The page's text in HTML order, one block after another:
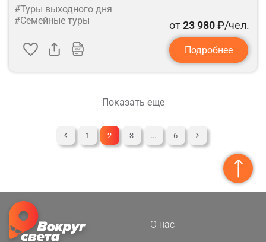
#Туры выходного дня
#Семейные туры
от23 980₽/чел.
Подробнее
1 2 3 ... 6
Показать еще
О нас